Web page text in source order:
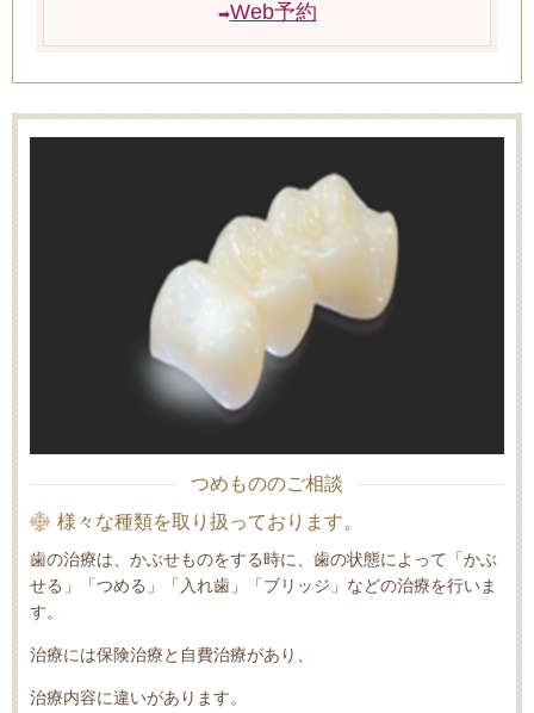
➡Web予約
つめもののご相談
様々な種類を取り扱っております。
歯の治療は、かぶせものをする時に、歯の状態によって「かぶ
せる」「つめる」「入れ歯」「ブリッジ」などの治療を行いま
す。
治療には保険治療と自費治療があり、
治療内容に違いがあります。